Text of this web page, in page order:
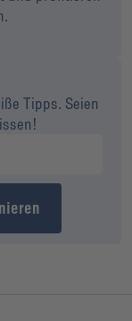
Tipps. Seien